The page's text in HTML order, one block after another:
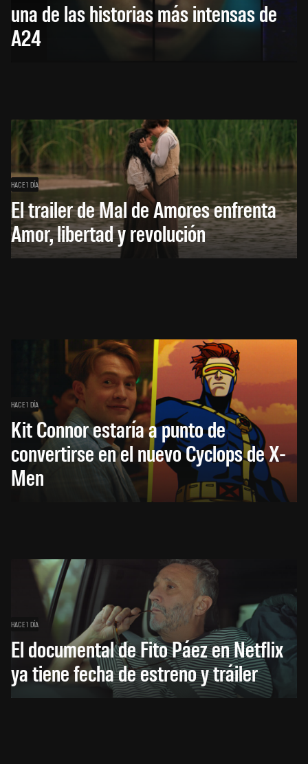
una de las historias más intensas de
A24
HACE 1 DÍA
El trailer de Mal de Amores enfrenta
Amor, libertad y revolución
HACE 1 DÍA
Kit Connor estaría a punto de
convertirse en el nuevo Cyclops de X-
Men
HACE 1 DÍA
El documental de Fito Páez en Netflix
ya tiene fecha de estreno y tráiler